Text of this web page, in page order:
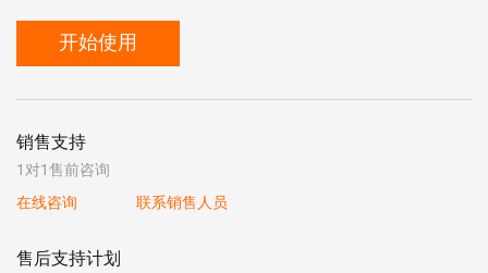
开始使用
销售支持
1对1售前咨询
在线咨询
联系销售人员
售后支持计划